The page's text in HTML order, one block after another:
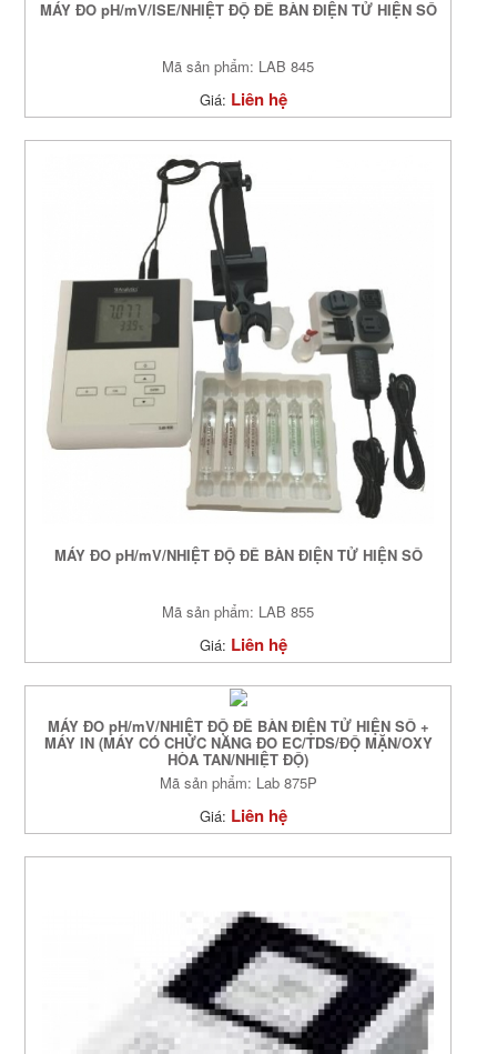
MÁY ĐO pH/mV/ISE/NHIỆT ĐỘ ĐỂ BÀN ĐIỆN TỬ HIỆN SỐ
Mã sản phẩm: LAB 845
Giá: Liên hệ
MÁY ĐO pH/mV/NHIỆT ĐỘ ĐỂ BÀN ĐIỆN TỬ HIỆN SỐ
Mã sản phẩm: LAB 855
Giá: Liên hệ
MÁY ĐO pH/mV/NHIỆT ĐỘ ĐỂ BÀN ĐIỆN TỬ HIỆN SỐ +
MÁY IN (MÁY CÓ CHỨC NĂNG ĐO EC/TDS/ĐỘ MẶN/OXY
HÒA TAN/NHIỆT ĐỘ)
Mã sản phẩm: Lab 875P
Giá: Liên hệ